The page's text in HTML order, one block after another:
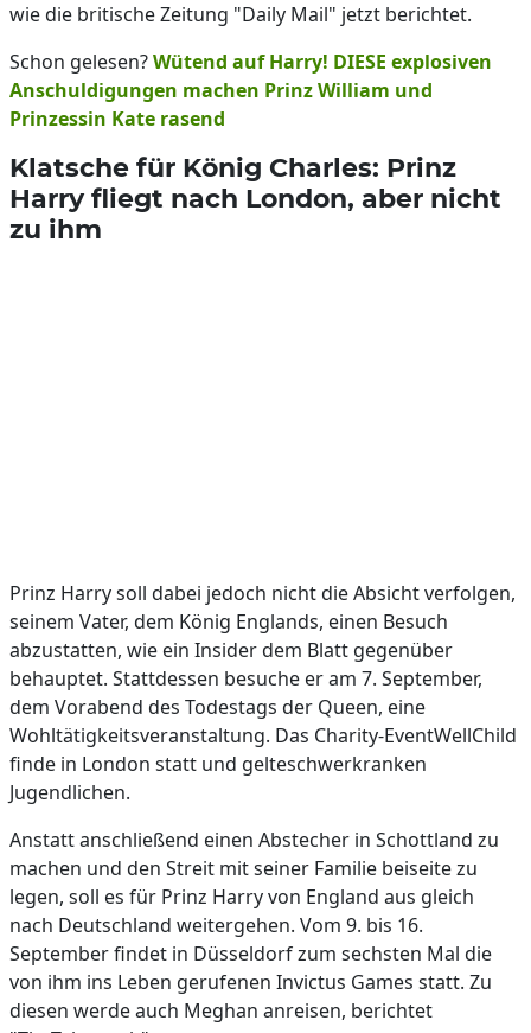
wie die britische Zeitung "Daily Mail" jetzt berichtet.
Schon gelesen?Wütend auf Harry! DIESE explosiven
Anschuldigungen machen Prinz William und
Prinzessin Kate rasend
Klatsche für König Charles: Prinz
Harry fliegt nach London, aber nicht
zu ihm
Prinz Harry soll dabei jedoch nicht die Absicht verfolgen,
seinem Vater, dem König Englands, einen Besuch
abzustatten, wie ein Insider dem Blatt gegenüber
behauptet. Stattdessen besuche er am 7. September,
dem Vorabend des Todestags der Queen, eine
Wohltätigkeitsveranstaltung. Das Charity-EventWellChild
finde in London statt und gelteschwerkranken
Jugendlichen.
Anstatt anschließend einen Abstecher in Schottland zu
machen und den Streit mit seiner Familie beiseite zu
legen, soll es für Prinz Harry von England aus gleich
nach Deutschland weitergehen. Vom 9. bis 16.
September findet in Düsseldorf zum sechsten Mal die
von ihm ins Leben gerufenen Invictus Games statt. Zu
diesen werde auch Meghan anreisen, berichtet